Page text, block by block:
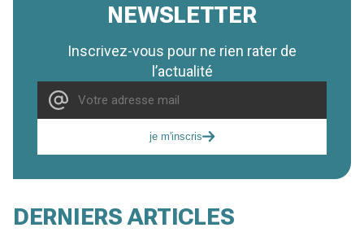
NEWSLETTER
Inscrivez-vous pour ne rien rater de
l’actualité
je m'inscris
DERNIERS ARTICLES